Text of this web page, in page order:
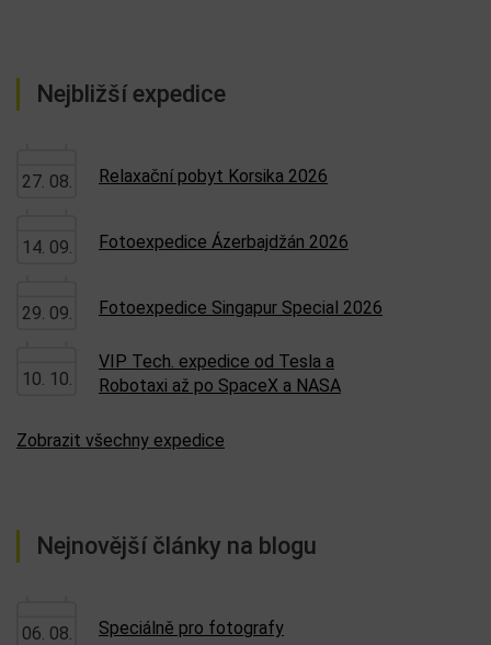
Nejbližší expedice
27. 08. Relaxační pobyt Korsika 2026
14. 09. Fotoexpedice Ázerbajdžán 2026
29. 09. Fotoexpedice Singapur Special 2026
10. 10.
VIP Tech. expedice od Tesla a
Robotaxi až po SpaceX a NASA
Zobrazit všechny expedice
Nejnovější články na blogu
06. 08. Speciálně pro fotografy